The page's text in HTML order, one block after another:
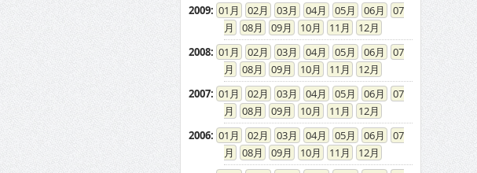
2009: 01 02 03 04 05 06
07
08
09 10 11
12
2008: 01 02 03 04 05 06
07
08
09 10 11
12
2007: 01 02 03 04 05 06
07
08
09 10 11
12
2006: 01 02 03 04 05 06
07
08
09 10 11
12